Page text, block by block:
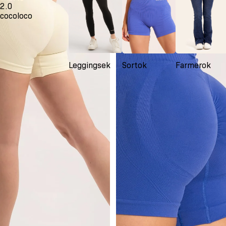
Leggingsek Sortok Farmerok
2.0
cocoloco
2.0
indigo